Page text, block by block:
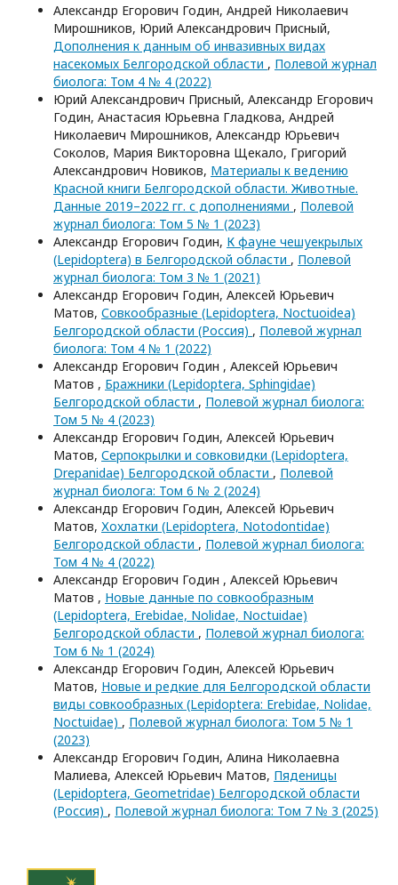
Александр Егорович Годин, Андрей Николаевич
Мирошников, Юрий Александрович Присный,
Дополнения к данным об инвазивных видах
насекомых Белгородской области , Полевой журнал
биолога: Том 4 № 4 (2022)
Юрий Александрович Присный, Александр Егорович
Годин, Анастасия Юрьевна Гладкова, Андрей
Николаевич Мирошников, Александр Юрьевич
Соколов, Мария Викторовна Щекало, Григорий
Александрович Новиков, Материалы к ведению
Красной книги Белгородской области. Животные.
Данные 2019–2022 гг. с дополнениями , Полевой
журнал биолога: Том 5 № 1 (2023)
Александр Егорович Годин, К фауне чешуекрылых
(Lepidoptera) в Белгородской области , Полевой
журнал биолога: Том 3 № 1 (2021)
Александр Егорович Годин, Алексей Юрьевич
Матов, Совкообразные (Lepidoptera, Noctuoidea)
Белгородской области (Россия) , Полевой журнал
биолога: Том 4 № 1 (2022)
Александр Егорович Годин , Алексей Юрьевич
Матов , Бражники (Lepidoptera, Sphingidae)
Белгородской области , Полевой журнал биолога:
Том 5 № 4 (2023)
Александр Егорович Годин, Алексей Юрьевич
Матов, Серпокрылки и совковидки (Lepidoptera,
Drepanidae) Белгородской области , Полевой
журнал биолога: Том 6 № 2 (2024)
Александр Егорович Годин, Алексей Юрьевич
Матов, Хохлатки (Lepidoptera, Notodontidae)
Белгородской области , Полевой журнал биолога:
Том 4 № 4 (2022)
Александр Егорович Годин , Алексей Юрьевич
Матов , Новые данные по совкообразным
(Lepidoptera, Erebidae, Nolidae, Noctuidae)
Белгородской области , Полевой журнал биолога:
Том 6 № 1 (2024)
Александр Егорович Годин, Алексей Юрьевич
Матов, Новые и редкие для Белгородской области
виды совкообразных (Lepidoptera: Erebidae, Nolidae,
Noctuidae) , Полевой журнал биолога: Том 5 № 1
(2023)
Александр Егорович Годин, Алина Николаевна
Малиева, Алексей Юрьевич Матов, Пяденицы
(Lepidoptera, Geometridae) Белгородской области
(Россия) , Полевой журнал биолога: Том 7 № 3 (2025)